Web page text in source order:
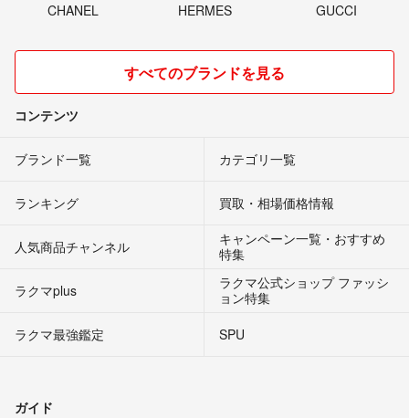
CHANEL HERMES GUCCI
すべてのブランドを見る
コンテンツ
ブランド一覧 カテゴリ一覧
ランキング 買取・相場価格情報
人気商品チャンネル
キャンペーン一覧・おすすめ
特集
ラクマplus
ラクマ公式ショップ ファッシ
ョン特集
ラクマ最強鑑定
SPU
ガイド